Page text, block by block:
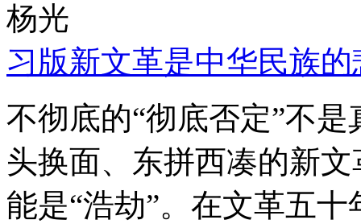
杨光
习版新文革是中华民族的
不彻底的“彻底否定”不
头换面、东拼西凑的新
能是“浩劫”。在文革五